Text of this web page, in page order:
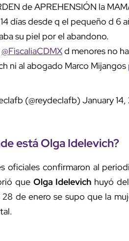
de APREHENSIÓN la
días desde q el pequeño d 6
su piel por el abandono.
@FiscaliaCDMXd menores no
ni al abogado Marco Mijangos
(@reydeclafb) January
está Olga Idelevich?
oficiales confirmaron al
que Olga Idelevich huyó
28 de enero se supo que la